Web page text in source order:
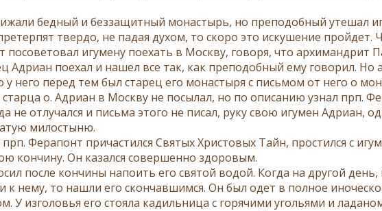
бедный и беззащитный монастырь, но преподобный утешал
твердо, не падая духом, то скоро это искушение пройдет.
посоветовал игумену поехать в Москву, говоря, что архимандрит
Адриан поехал и нашел все так, как преподобный ему говорил.
у него перед тем был старец его монастыря с письмом от него о
о. Адриан в Москву не посылал, но по описанию узнал прп.
не отлучался и письма этого не писал, руку свою игумен Адриан,
милостыню.
прп. Ферапонт причастился Святых Христовых Тайн, простился с
кончину. Он казался совершенно здоровым.
после кончины напоить его святой водой. Когда на другой
к нему, то нашли его скончавшимся. Он был одет в полное
У изголовья его стояла кадильница с горячими угольями и